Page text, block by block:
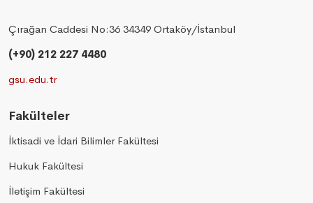
Çırağan Caddesi No:36 34349 Ortaköy/İstanbul
(+90) 212 227 4480
gsu.edu.tr
Fakülteler
İktisadi ve İdari Bilimler Fakültesi
Hukuk Fakültesi
İletişim Fakültesi